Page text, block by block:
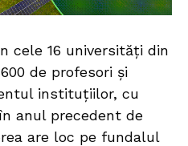
cele 16 universități din
de profesori și
instituțiilor, cu
anul precedent de
are loc pe fundalul